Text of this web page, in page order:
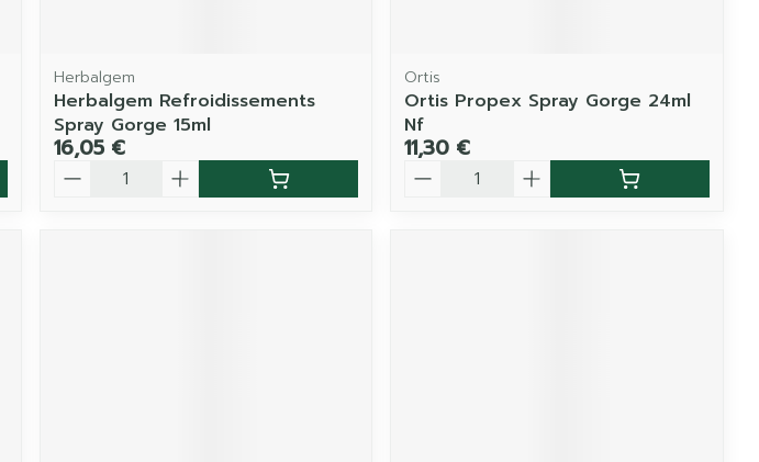
Herbalgem
Herbalgem Refroidissements
Spray Gorge 15ml
16,05 €
Quantité
Ortis
Ortis Propex Spray Gorge 24ml
Nf
11,30 €
Quantité